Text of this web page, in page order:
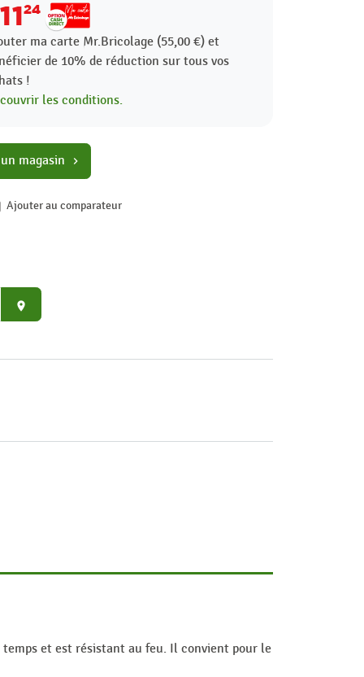
1124
ma carte Mr.Bricolage (55,00 €) et
de 10% de réduction sur tous vos
!
les conditions.
magasin chevron_right
Ajouter au comparateur
place
temps et est résistant au feu. Il convient pour le